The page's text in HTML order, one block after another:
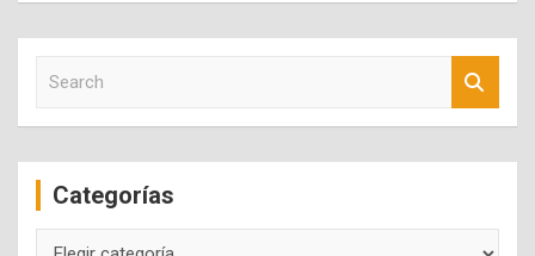
c
Categorías